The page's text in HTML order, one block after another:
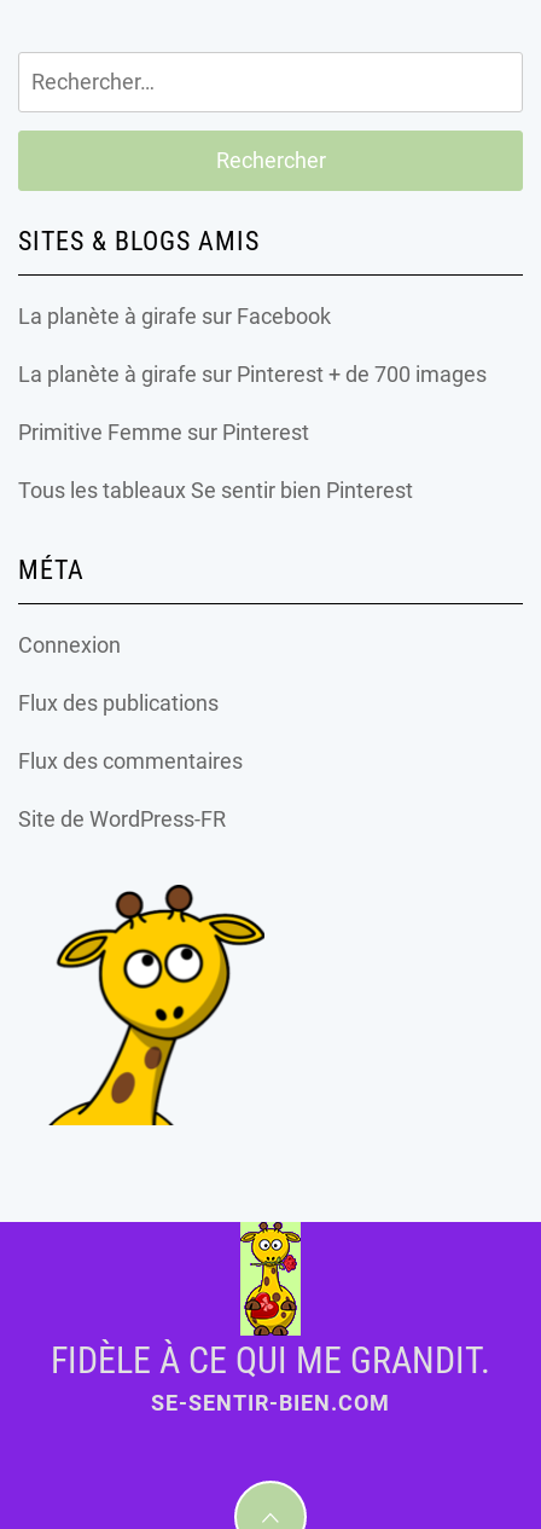
Rechercher :
SITES & BLOGS AMIS
La planète à girafe sur Facebook
La planète à girafe sur Pinterest + de 700 images
Primitive Femme sur Pinterest
Tous les tableaux Se sentir bien Pinterest
MÉTA
Connexion
Flux des publications
Flux des commentaires
Site de WordPress-FR
FIDÈLE À CE QUI ME GRANDIT.
SE-SENTIR-BIEN.COM